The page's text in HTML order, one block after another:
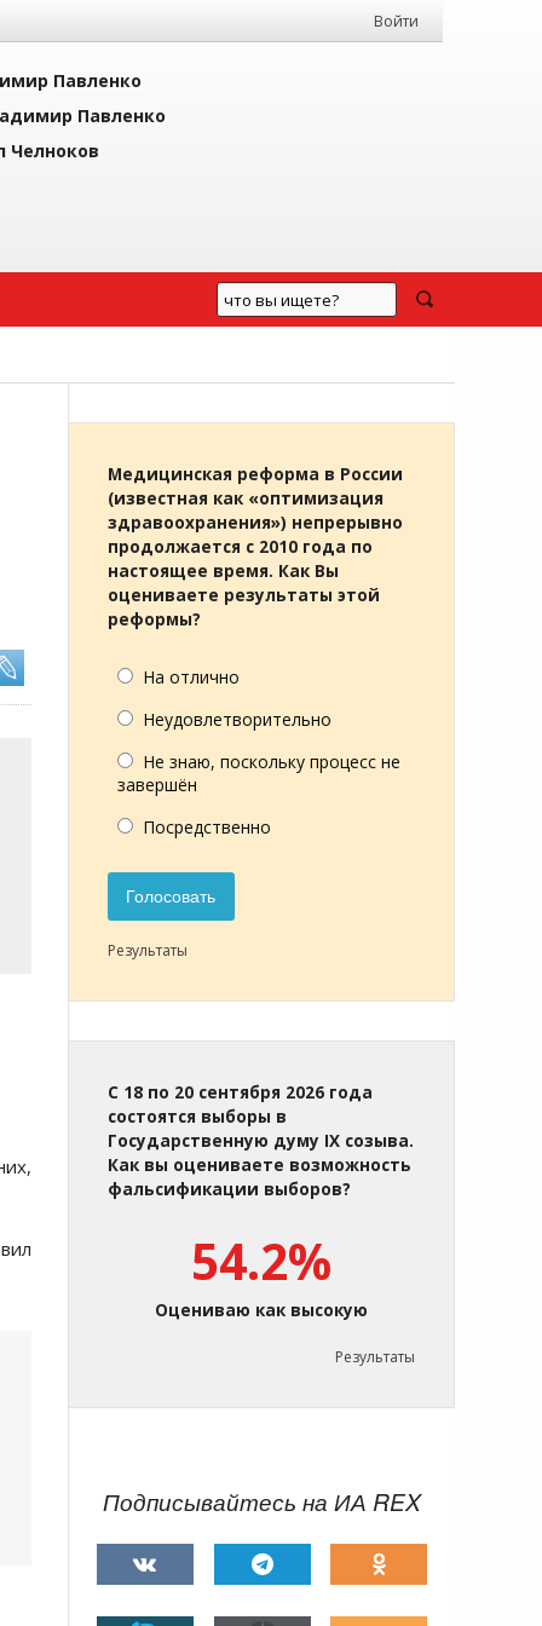
Войти
Павленко
Павленко
Челноков
Медицинская реформа в России
(известная как «оптимизация
здравоохранения») непрерывно
продолжается с 2010 года по
настоящее время. Как Вы
оцениваете результаты этой
реформы?
На отлично
Неудовлетворительно
Не знаю, поскольку процесс не
завершён
Посредственно
Голосовать
Результаты
С 18 по 20 сентября 2026 года
состоятся выборы в
Государственную думу IX созыва.
Как вы оцениваете возможность
фальсификации выборов?
54.2%
Оцениваю как высокую
Результаты
Подписывайтесь на ИА REX